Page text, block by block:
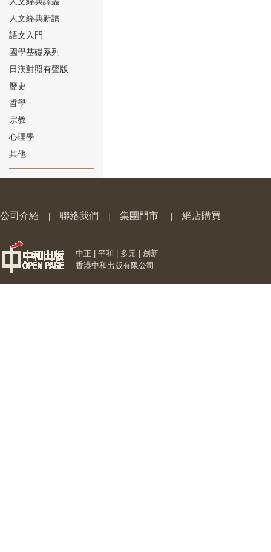
⑱
⑳
人文經典新讀
語文入門
國學基礎系列
日漢對照有聲版
歷史
哲學
宗教
心理學
其他
公司介紹 聯絡我們 集團門市 網店購買
中正 | 平和 | 多元 | 創新
香港中和出版有限公司